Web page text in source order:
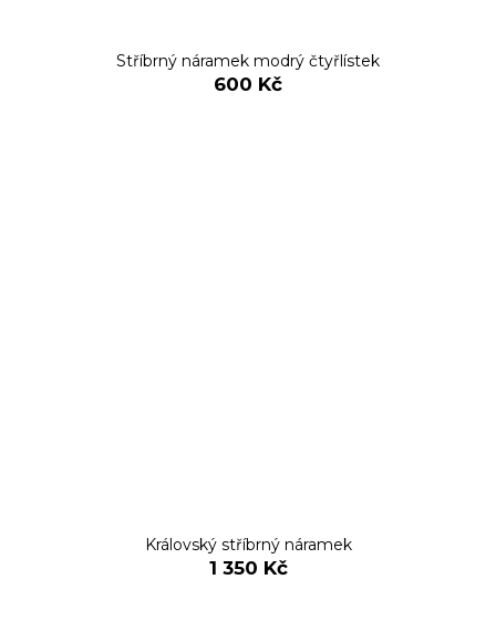
Stříbrný náramek modrý čtyřlístek
600 Kč
Královský stříbrný náramek
1 350 Kč